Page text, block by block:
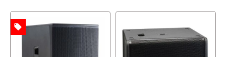
local_offer